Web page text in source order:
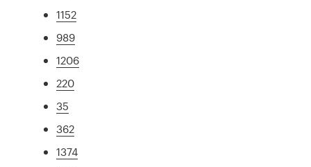
1152
989
1206
220
35
362
1374